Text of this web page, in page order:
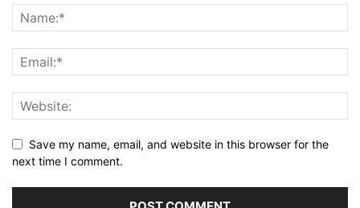
Save my name, email, and website in this browser for the
next time I comment.